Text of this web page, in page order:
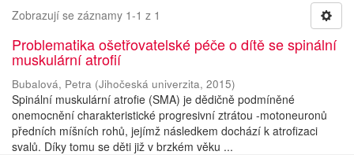
Zobrazují se záznamy 1-1 z 1
Problematika ošetřovatelské péče o dítě se spinální
muskulární atrofií
Bubalová, Petra (Jihočeská univerzita, 2015)
Spinální muskulární atrofie (SMA) je dědičně podmíněné
onemocnění charakteristické progresivní ztrátou -motoneuronů
předních míšních rohů, jejímž následkem dochází k atrofizaci
svalů. Díky tomu se děti již v brzkém věku ...